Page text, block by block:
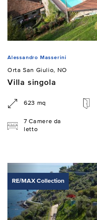
Alessandro Masserini
Orta San Giulio, NO
Villa singola
623 mq
7 Camere da
letto
RE/MAX Collection